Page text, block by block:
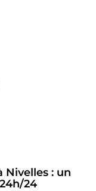
Nivelles : un
24